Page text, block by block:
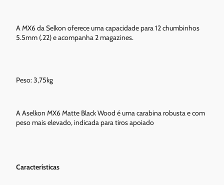
A MX6 da Selkon oferece uma capacidade para 12 chumbinhos
5.5mm (.22) e acompanha 2 magazines.
Peso: 3,75kg
A Aselkon MX6 Matte Black Wood é uma carabina robusta e com
peso mais elevado, indicada para tiros apoiado
Características